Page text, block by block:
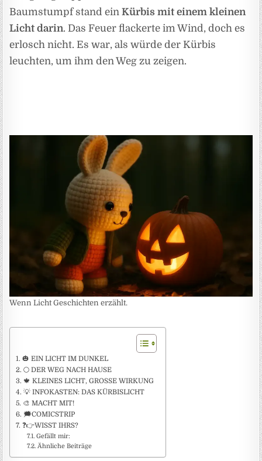
Baumstumpf stand einKürbis mit einem kleinen
Licht darin. Das Feuer flackerte im Wind, doch es
erlosch nicht. Es war, als würde der Kürbis
leuchten, um ihm den Weg zu zeigen.
Wenn Licht Geschichten erzählt.
🎃 EIN LICHT IM DUNKEL
🌕 DER WEG NACH HAUSE
🍁 KLEINES LICHT, GROSSE WIRKUNG
💡 INFOKASTEN: DAS KÜRBISLICHT
🎨 MACHT MIT!
🗯️COMICSTRIP
❓👉WISST IHRS?
Gefällt mir:
Ähnliche Beiträge